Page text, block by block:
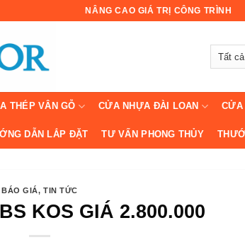
NÂNG CAO GIÁ TRỊ CÔNG TRÌNH
THÉP VÂN GỖ CỬA NHỰA ĐÀI LOAN CỬA
DẪN LẮP ĐẶT TƯ VẤN PHONG THỦY
BÁO GIÁ,TIN TỨC
KOS GIÁ 2.800.000